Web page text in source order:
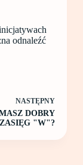
odnaleźć
NASTĘPNY
DOBRY
ZASIĘG "W"?